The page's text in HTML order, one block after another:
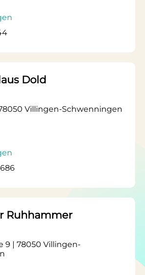
Dold
Villingen-Schwenningen
Ruhhammer
9 | 78050 Villingen-